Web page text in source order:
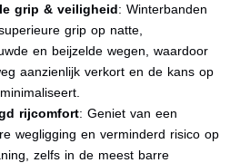
grip & veiligheid: Winterbanden
grip op natte,
en beijzelde wegen, waardoor
aanzienlijk verkort en de kans op
rijcomfort: Geniet van een
wegligging en verminderd risico op
zelfs in de meest barre